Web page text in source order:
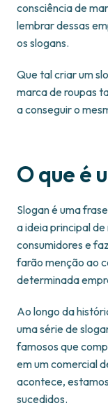
consciência de
lembrar dessas
os slogans.
Que tal criar um
marca de roupas
a conseguir o
O que é
Slogan é uma
a ideia principal
consumidores e
farão menção ao
determinada
Ao longo da
uma série de
famosos que
em um comercial
acontece,
sucedidos.